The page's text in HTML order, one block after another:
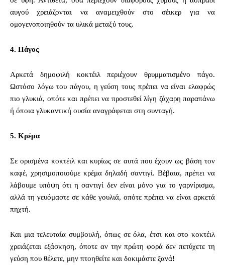
αυγού χρειάζονται να αναμειχθούν στο σέικερ για να
ομογενοποιηθούν τα υλικά μεταξύ τους.
4. Πάγος
Αρκετά δημοφιλή κοκτέιλ περιέχουν θρυμματισμένο πάγο.
Ωστόσο λόγω του πάγου, η γεύση τους πρέπει να είναι ελαφρώς
πιο γλυκιά, οπότε και πρέπει να προστεθεί λίγη ζάχαρη παραπάνω
ή όποια γλυκαντική ουσία αναγράφεται στη συνταγή.
5. Κρέμα
Σε ορισμένα κοκτέιλ και κυρίως σε αυτά που έχουν ως βάση τον
καφέ, χρησιμοποιούμε κρέμα δηλαδή σαντιγί. Βέβαια, πρέπει να
λάβουμε υπόψη ότι η σαντιγί δεν είναι μόνο για το γαρνίρισμα,
αλλά τη γευόμαστε σε κάθε γουλιά, οπότε πρέπει να είναι αρκετά
πηχτή.
Και μια τελευταία συμβουλή, όπως σε όλα, έτσι και στο κοκτέιλ
χρειάζεται εξάσκηση, όποτε αν την πρώτη φορά δεν πετύχετε τη
γεύση που θέλετε, μην πτοηθείτε και δοκιμάστε ξανά!